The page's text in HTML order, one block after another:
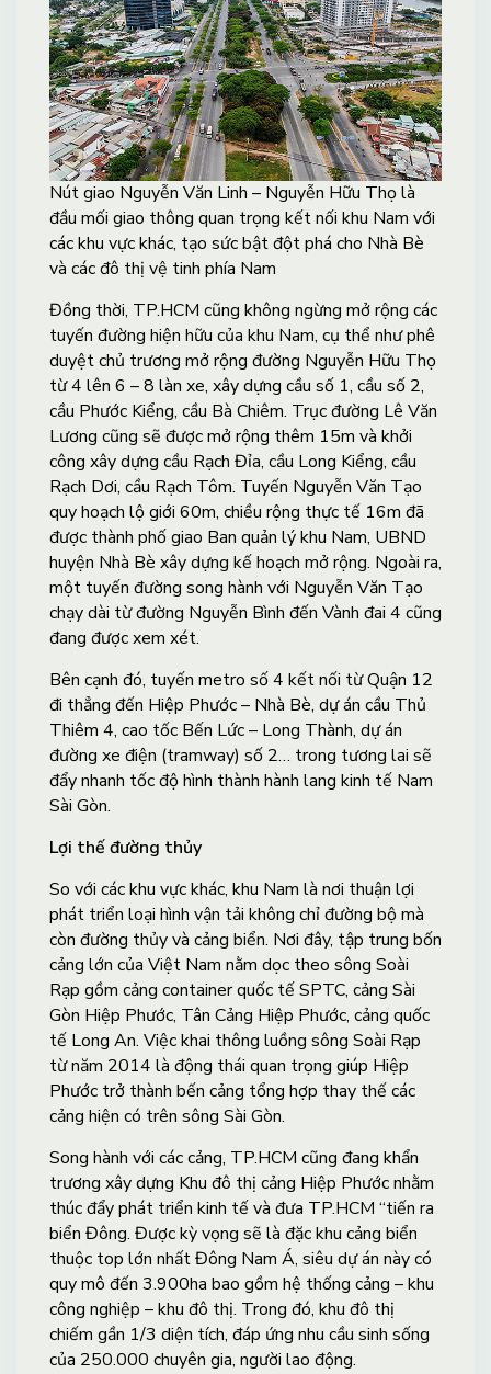
Nút giao Nguyễn Văn Linh – Nguyễn Hữu Thọ là
đầu mối giao thông quan trọng kết nối khu Nam với
các khu vực khác, tạo sức bật đột phá cho Nhà Bè
và các đô thị vệ tinh phía Nam
Đồng thời, TP.HCM cũng không ngừng mở rộng các
tuyến đường hiện hữu của khu Nam, cụ thể như phê
duyệt chủ trương mở rộng đường Nguyễn Hữu Thọ
từ 4 lên 6 – 8 làn xe, xây dựng cầu số 1, cầu số 2,
cầu Phước Kiểng, cầu Bà Chiêm. Trục đường Lê Văn
Lương cũng sẽ được mở rộng thêm 15m và khởi
công xây dựng cầu Rạch Đỉa, cầu Long Kiểng, cầu
Rạch Dơi, cầu Rạch Tôm. Tuyến Nguyễn Văn Tạo
quy hoạch lộ giới 60m, chiều rộng thực tế 16m đã
được thành phố giao Ban quản lý khu Nam, UBND
huyện Nhà Bè xây dựng kế hoạch mở rộng. Ngoài ra,
một tuyến đường song hành với Nguyễn Văn Tạo
chạy dài từ đường Nguyễn Bình đến Vành đai 4 cũng
đang được xem xét.
Bên cạnh đó, tuyến metro số 4 kết nối từ Quận 12
đi thẳng đến Hiệp Phước – Nhà Bè, dự án cầu Thủ
Thiêm 4, cao tốc Bến Lức – Long Thành, dự án
đường xe điện (tramway) số 2… trong tương lai sẽ
đẩy nhanh tốc độ hình thành hành lang kinh tế Nam
Sài Gòn.
Lợi thế đường thủy
So với các khu vực khác, khu Nam là nơi thuận lợi
phát triển loại hình vận tải không chỉ đường bộ mà
còn đường thủy và cảng biển. Nơi đây, tập trung bốn
cảng lớn của Việt Nam nằm dọc theo sông Soài
Rạp gồm cảng container quốc tế SPTC, cảng Sài
Gòn Hiệp Phước, Tân Cảng Hiệp Phước, cảng quốc
tế Long An. Việc khai thông luồng sông Soài Rạp
từ năm 2014 là động thái quan trọng giúp Hiệp
Phước trở thành bến cảng tổng hợp thay thế các
cảng hiện có trên sông Sài Gòn.
Song hành với các cảng, TP.HCM cũng đang khẩn
trương xây dựng Khu đô thị cảng Hiệp Phước nhằm
thúc đẩy phát triển kinh tế và đưa TP.HCM “tiến ra
biển Đông. Được kỳ vọng sẽ là đặc khu cảng biển
thuộc top lớn nhất Đông Nam Á, siêu dự án này có
quy mô đến 3.900ha bao gồm hệ thống cảng – khu
công nghiệp – khu đô thị. Trong đó, khu đô thị
chiếm gần 1/3 diện tích, đáp ứng nhu cầu sinh sống
của 250.000 chuyên gia, người lao động.